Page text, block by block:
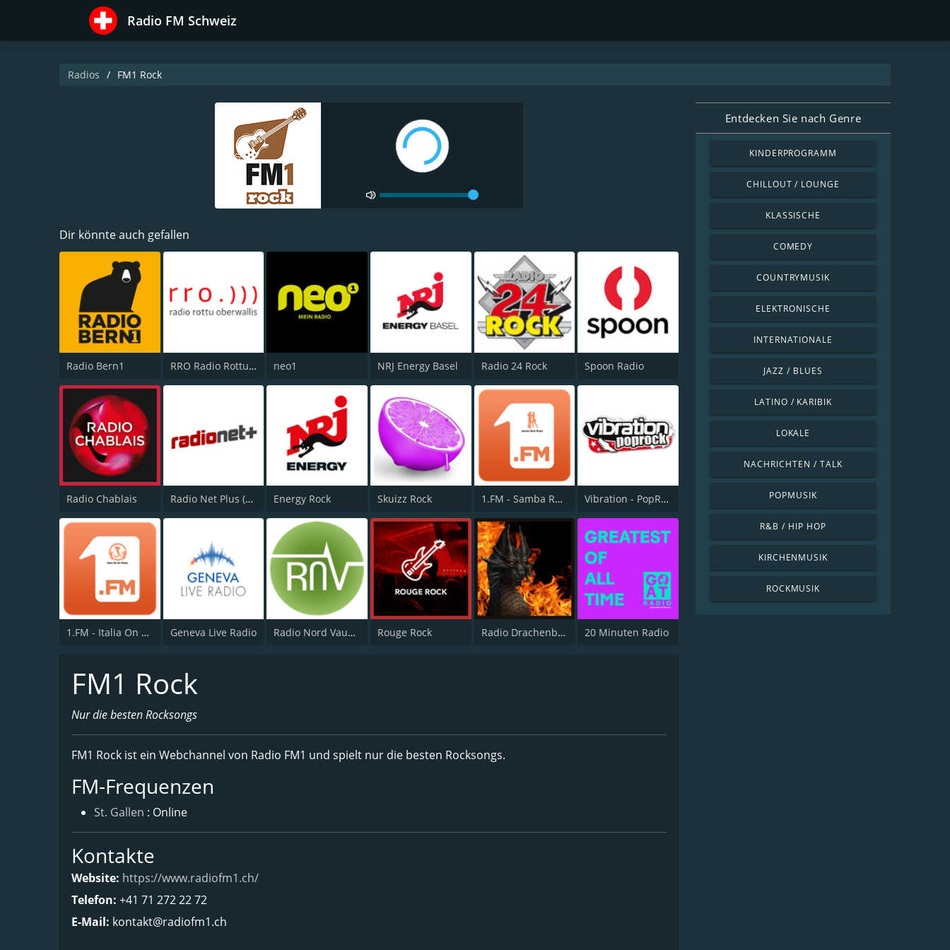
Radio FM Schweiz
Radios FM1 Rock
Dir könnte auch gefallen
Radio Bern1 RRO Radio Rottu Oberwallis neo1 NRJ Energy Basel Radio 24 Rock Spoon Radio
Radio Chablais Radio Net Plus (Net+) Energy Rock Skuizz Rock 1.FM - Samba Rock Vibration - PopRock
1.FM - Italia On Air Geneva Live Radio Radio Nord Vaudois Rouge Rock Radio Drachenblut 20 Minuten Radio
FM1 Rock
Nur die besten Rocksongs
FM1 Rock ist ein Webchannel von Radio FM1 und spielt nur die besten Rocksongs.
FM-Frequenzen
St. Gallen : Online
Kontakte
Website: https://www.radiofm1.ch/
Telefon: +41 71 272 22 72
E-Mail: kontakt@radiofm1.ch
Entdecken Sie nach Genre
KINDERPROGRAMM
CHILLOUT / LOUNGE
KLASSISCHE
COMEDY
COUNTRYMUSIK
ELEKTRONISCHE
INTERNATIONALE
JAZZ / BLUES
LATINO / KARIBIK
LOKALE
NACHRICHTEN / TALK
POPMUSIK
R&B / HIP HOP
KIRCHENMUSIK
ROCKMUSIK